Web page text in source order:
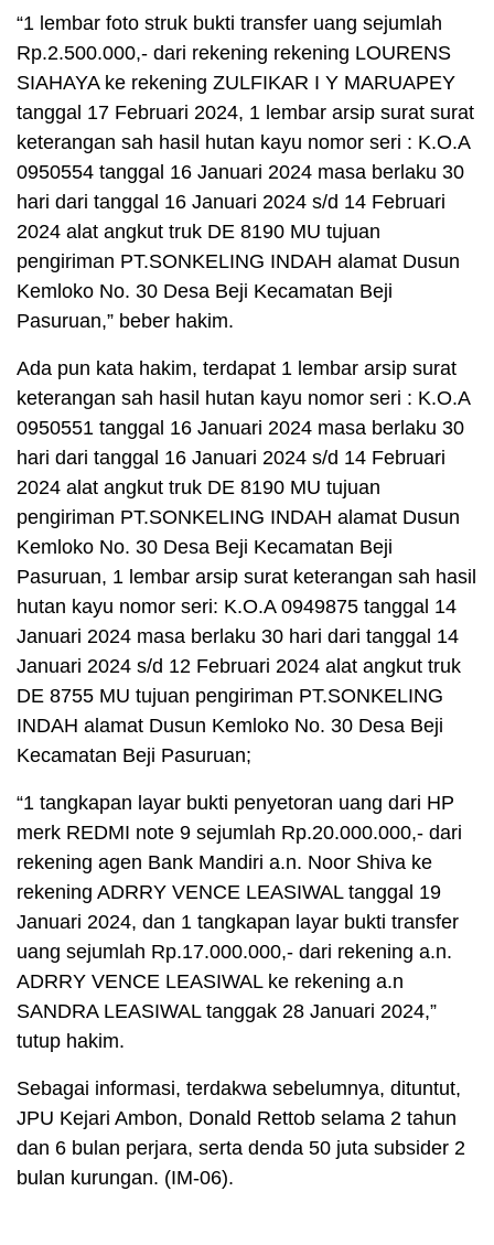
“1 lembar foto struk bukti transfer uang sejumlah
Rp.2.500.000,- dari rekening rekening LOURENS
SIAHAYA ke rekening ZULFIKAR I Y MARUAPEY
tanggal 17 Februari 2024, 1 lembar arsip surat surat
keterangan sah hasil hutan kayu nomor seri : K.O.A
0950554 tanggal 16 Januari 2024 masa berlaku 30
hari dari tanggal 16 Januari 2024 s/d 14 Februari
2024 alat angkut truk DE 8190 MU tujuan
pengiriman PT.SONKELING INDAH alamat Dusun
Kemloko No. 30 Desa Beji Kecamatan Beji
Pasuruan,” beber hakim.
Ada pun kata hakim, terdapat 1 lembar arsip surat
keterangan sah hasil hutan kayu nomor seri : K.O.A
0950551 tanggal 16 Januari 2024 masa berlaku 30
hari dari tanggal 16 Januari 2024 s/d 14 Februari
2024 alat angkut truk DE 8190 MU tujuan
pengiriman PT.SONKELING INDAH alamat Dusun
Kemloko No. 30 Desa Beji Kecamatan Beji
Pasuruan, 1 lembar arsip surat keterangan sah hasil
hutan kayu nomor seri: K.O.A 0949875 tanggal 14
Januari 2024 masa berlaku 30 hari dari tanggal 14
Januari 2024 s/d 12 Februari 2024 alat angkut truk
DE 8755 MU tujuan pengiriman PT.SONKELING
INDAH alamat Dusun Kemloko No. 30 Desa Beji
Kecamatan Beji Pasuruan;
“1 tangkapan layar bukti penyetoran uang dari HP
merk REDMI note 9 sejumlah Rp.20.000.000,- dari
rekening agen Bank Mandiri a.n. Noor Shiva ke
rekening ADRRY VENCE LEASIWAL tanggal 19
Januari 2024, dan 1 tangkapan layar bukti transfer
uang sejumlah Rp.17.000.000,- dari rekening a.n.
ADRRY VENCE LEASIWAL ke rekening a.n
SANDRA LEASIWAL tanggak 28 Januari 2024,”
tutup hakim.
Sebagai informasi, terdakwa sebelumnya, dituntut,
JPU Kejari Ambon, Donald Rettob selama 2 tahun
dan 6 bulan perjara, serta denda 50 juta subsider 2
bulan kurungan. (IM-06).